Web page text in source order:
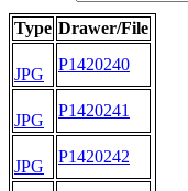
Type Drawer/File
JPG
P1420240
JPG
P1420241
JPG
P1420242